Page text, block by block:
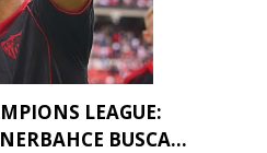
LEAGUE:
BUSCA...